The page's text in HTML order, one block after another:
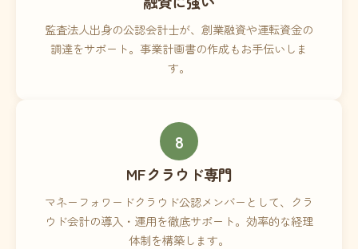
監査法人出身の公認会計士が、創業融資や運転資金の
調達をサポート。事業計画書の作成もお手伝いしま
す。
8
MFクラウド専門
マネーフォワードクラウド公認メンバーとして、クラ
ウド会計の導入・運用を徹底サポート。効率的な経理
体制を構築します。